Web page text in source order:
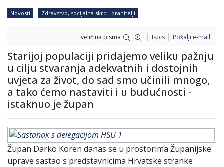
Novosti Zdravstvo, socijalna skrb i branitelji
veličina pisma Ispis Pošalji e-mail
Starijoj populaciji pridajemo veliku pažnju
u cilju stvaranja adekvatnih i dostojnih
uvjeta za život, do sad smo učinili mnogo,
a tako ćemo nastaviti i u budućnosti -
istaknuo je župan
Župan Darko Koren danas se u prostorima Županijske
uprave sastao s predstavnicima Hrvatske stranke